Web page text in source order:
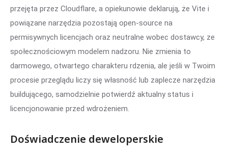
przejęta przez Cloudflare, a opiekunowie deklarują, że Vite i
powiązane narzędzia pozostają open-source na
permisywnych licencjach oraz neutralne wobec dostawcy, ze
społecznościowym modelem nadzoru. Nie zmienia to
darmowego, otwartego charakteru rdzenia, ale jeśli w Twoim
procesie przeglądu liczy się własność lub zaplecze narzędzia
buildującego, samodzielnie potwierdź aktualny status i
licencjonowanie przed wdrożeniem.
Doświadczenie deweloperskie